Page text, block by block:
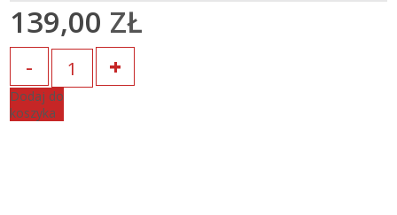
139,00 ZŁ
Dodaj do
koszyka